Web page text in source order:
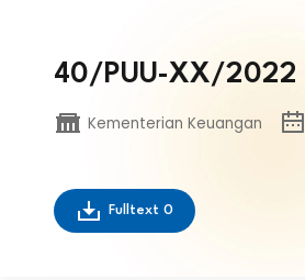
40/PUU-XX/2022
Kementerian Keuangan
Fulltext 0